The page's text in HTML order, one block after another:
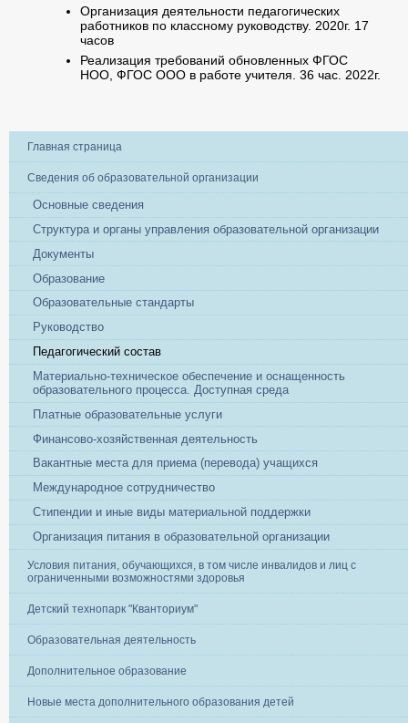
Организация деятельности педагогических
работников по классному руководству. 2020г. 17
часов
Реализация требований обновленных ФГОС
НОО, ФГОС ООО в работе учителя. 36 час. 2022г.
Главная страница
Сведения об образовательной организации
Основные сведения
Структура и органы управления образовательной организации
Документы
Образование
Образовательные стандарты
Руководство
Педагогический состав
Материально-техническое обеспечение и оснащенность
образовательного процесса. Доступная среда
Платные образовательные услуги
Финансово-хозяйственная деятельность
Вакантные места для приема (перевода) учащихся
Международное сотрудничество
Стипендии и иные виды материальной поддержки
Организация питания в образовательной организации
Условия питания, обучающихся, в том числе инвалидов и лиц с
ограниченными возможностями здоровья
Детский технопарк "Кванториум"
Образовательная деятельность
Дополнительное образование
Новые места дополнительного образования детей